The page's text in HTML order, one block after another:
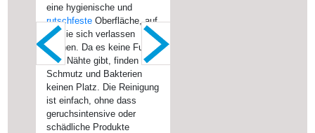
eine hygienische und
rutschfeste Oberfläche, auf
die sie sich verlassen
können. Da es keine Fugen
oder Nähte gibt, finden
Schmutz und Bakterien
keinen Platz. Die Reinigung
ist einfach, ohne dass
geruchsintensive oder
schädliche Produkte
Justizvollzugsanstalten
Rutschfestigkeit
Tierpflegeeinrichtungen